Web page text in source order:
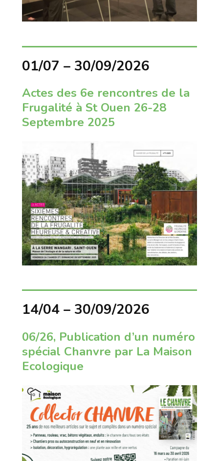
01/07 – 30/09/2026
Actes des 6e rencontres de la
Frugalité à St Ouen 26-28
Septembre 2025
14/04 – 30/09/2026
06/26, Publication d’un numéro
spécial Chanvre par La Maison
Ecologique